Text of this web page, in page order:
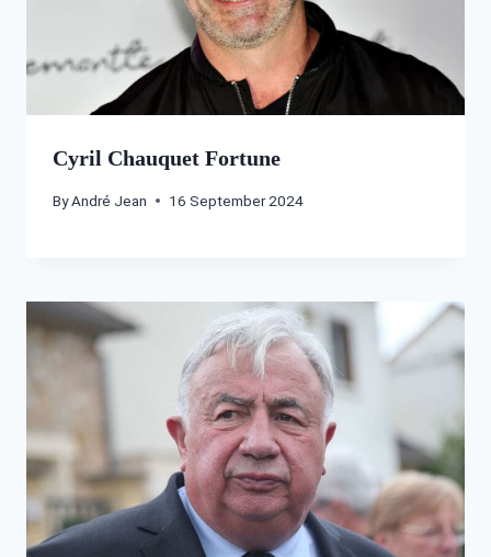
Cyril Chauquet Fortune
ByAndré Jean 16 September 2024